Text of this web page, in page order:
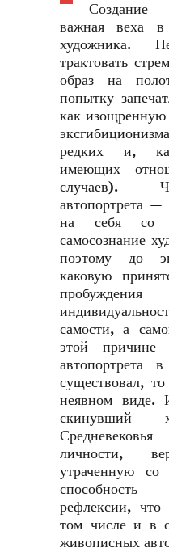
Создание
важная веха в
художника.
трактовать
образ на
попытку
как изощренную
редких и,
имеющих
случаев).
автопортрета —
на себя со
самосознание
поэтому до
каковую
самости, а
этой
автопортрета
существовал,
неявном виде.
скинувший
личности,
утраченную со
рефлексии, что
том числе и в
живописных